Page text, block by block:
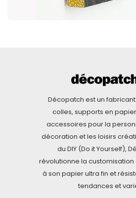
Décopatch est un
colles, supports en
accessoires pour la
décoration et les loisirs
du DIY (Do it Yourself),
révolutionne la
à son papier ultra fin et
tendances et